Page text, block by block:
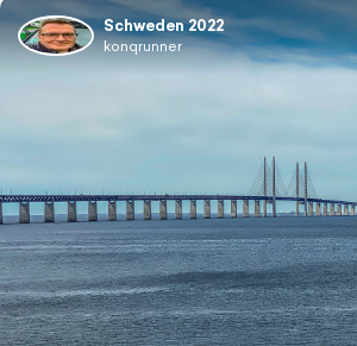
Schweden 2022
konqrunner